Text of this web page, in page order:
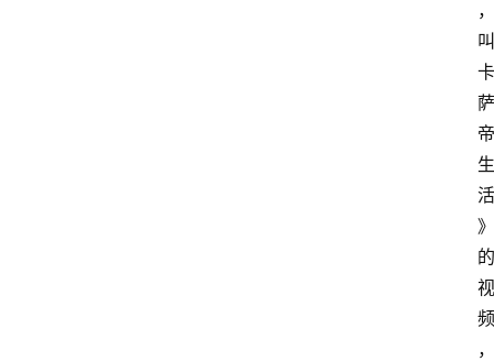
，
叫
卡
萨
帝
生
活
》
的
视
频
，